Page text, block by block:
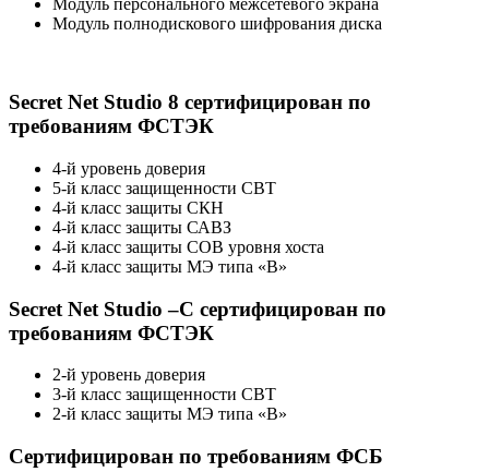
Модуль полнодискового шифрования диска
Secret Net Studio 8 cертифицирован по
требованиям ФСТЭК
4-й уровень доверия
5-й класс защищенности СВТ
4-й класс защиты СКН
4-й класс защиты САВЗ
4-й класс защиты СОВ уровня хоста
4-й класс защиты МЭ типа «В»
Secret Net Studio –C cертифицирован по
требованиям ФСТЭК
2-й уровень доверия
3-й класс защищенности СВТ
2-й класс защиты МЭ типа «В»
Сертифицирован по требованиям ФСБ